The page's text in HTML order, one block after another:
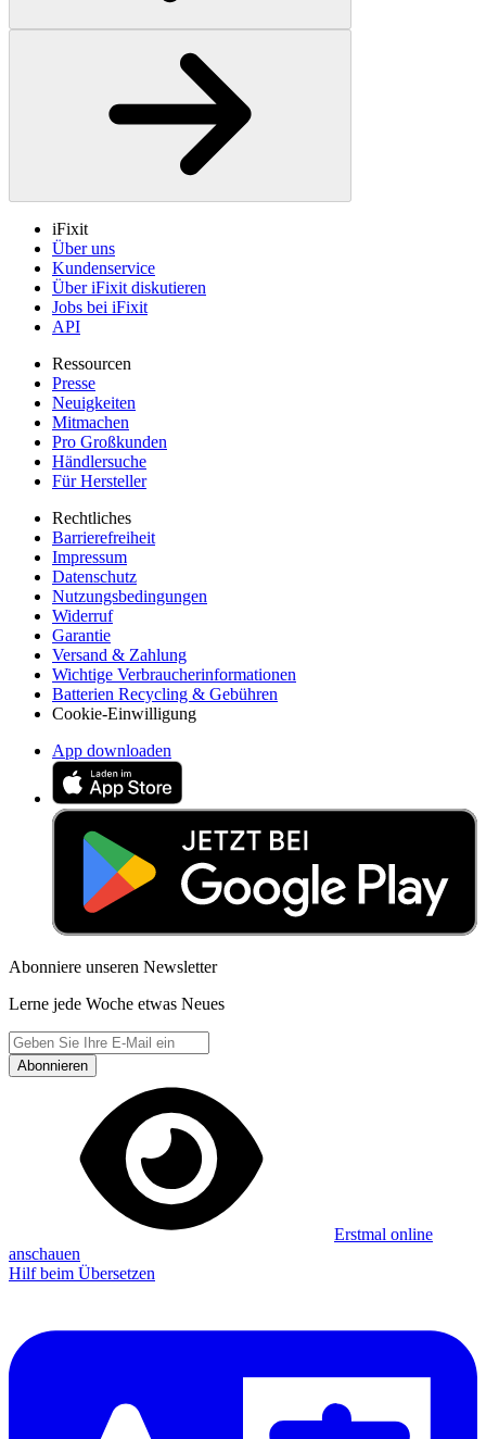
iFixit
Über uns
Kundenservice
Über iFixit diskutieren
Jobs bei iFixit
API
Ressourcen
Presse
Neuigkeiten
Mitmachen
Pro Großkunden
Händlersuche
Für Hersteller
Rechtliches
Barrierefreiheit
Impressum
Datenschutz
Nutzungsbedingungen
Widerruf
Garantie
Versand & Zahlung
Wichtige Verbraucherinformationen
Batterien Recycling & Gebühren
Cookie-Einwilligung
App downloaden
Abonniere unseren Newsletter
Lerne jede Woche etwas Neues
Abonnieren
Erstmal online
anschauen
Hilf beim Übersetzen